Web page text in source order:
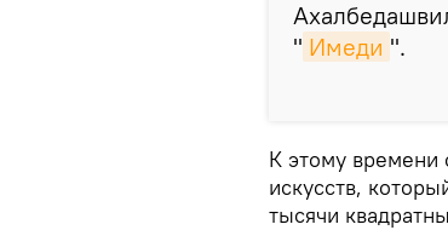
" Имеди ".
К этому времени
искусств,
тысячи